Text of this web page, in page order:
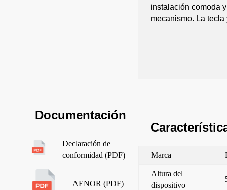
instalación comoda
mecanismo. La
Documentación
Declaración de
conformidad (PDF)
AENOR (PDF)
Marca
Altura del
dispositivo